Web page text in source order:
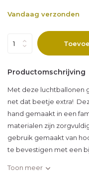
Vandaag verzonden
Productomschrijving
Met deze luchtballonen
net dat beetje extra!
hand gemaakt in een
materialen zijn
gebruik gemaakt van
te bevestigen met een
Toon meer